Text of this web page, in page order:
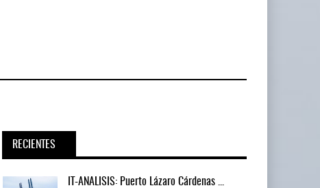
RECIENTES
IT-ANÁLISIS: Puerto Lázaro Cárdenas ...